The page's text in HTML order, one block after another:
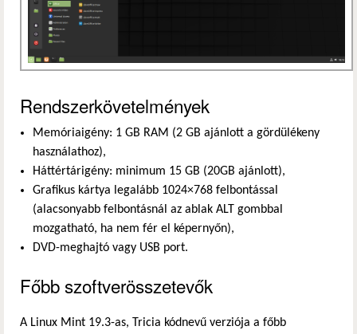
Rendszerkövetelmények
Memóriaigény: 1 GB RAM (2 GB ajánlott a gördülékeny
használathoz),
Háttértárigény: minimum 15 GB (20GB ajánlott),
Grafikus kártya legalább 1024×768 felbontással
(alacsonyabb felbontásnál az ablak ALT gombbal
mozgatható, ha nem fér el képernyőn),
DVD-meghajtó vagy USB port.
Főbb szoftverösszetevők
A Linux Mint 19.3-as, Tricia kódnevű verziója a főbb